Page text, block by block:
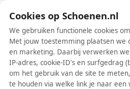
Schoenen.nl
Cookies op Schoenen.nl
We gebruiken functionele cookies
Met jouw toestemming plaatsen we
en marketing. Daarbij verwerken we
IP-adres, cookie-ID's en surfgedrag
om het gebruik van de site te
te houden via welke link je naar een